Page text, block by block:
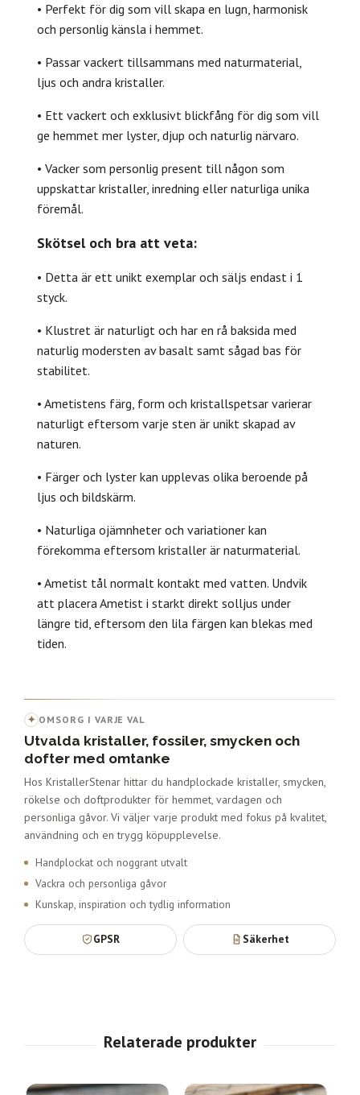
• Perfekt för dig som vill skapa en lugn, harmonisk
och personlig känsla i hemmet.
• Passar vackert tillsammans med naturmaterial,
ljus och andra kristaller.
• Ett vackert och exklusivt blickfång för dig som vill
ge hemmet mer lyster, djup och naturlig närvaro.
• Vacker som personlig present till någon som
uppskattar kristaller, inredning eller naturliga unika
föremål.
Skötsel och bra att veta:
• Detta är ett unikt exemplar och säljs endast i 1
styck.
• Klustret är naturligt och har en rå baksida med
naturlig modersten av basalt samt sågad bas för
stabilitet.
• Ametistens färg, form och kristallspetsar varierar
naturligt eftersom varje sten är unikt skapad av
naturen.
• Färger och lyster kan upplevas olika beroende på
ljus och bildskärm.
• Naturliga ojämnheter och variationer kan
förekomma eftersom kristaller är naturmaterial.
• Ametist tål normalt kontakt med vatten. Undvik
att placera Ametist i starkt direkt solljus under
längre tid, eftersom den lila färgen kan blekas med
tiden.
✦ OMSORG I VARJE VAL
Utvalda kristaller, fossiler, smycken och
dofter med omtanke
Hos KristallerStenar hittar du handplockade kristaller, smycken,
rökelse och doftprodukter för hemmet, vardagen och
personliga gåvor. Vi väljer varje produkt med fokus på kvalitet,
användning och en trygg köpupplevelse.
Handplockat och noggrant utvalt
Vackra och personliga gåvor
Kunskap, inspiration och tydlig information
GPSR Säkerhet